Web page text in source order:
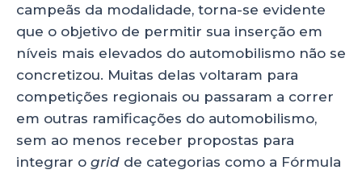
campeãs da modalidade, torna-se evidente
que o objetivo de permitir sua inserção em
níveis mais elevados do automobilismo não se
concretizou. Muitas delas voltaram para
competições regionais ou passaram a correr
em outras ramificações do automobilismo,
sem ao menos receber propostas para
integrar o grid de categorias como a Fórmula